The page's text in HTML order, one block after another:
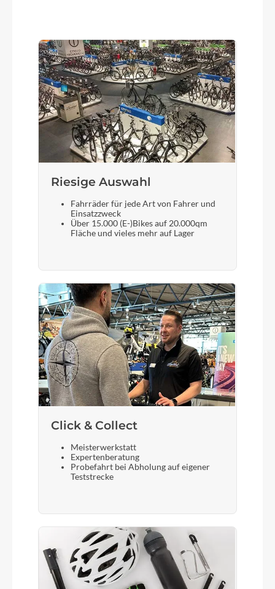
Vorderrad Nabe
Shimano Deore HB-M6010, 32h
Gewicht
29 Kg
Scheinwerfer
Busch & Müller IQ-XS Friendly
Akku
FLYER SIB-750 (750 Wh / 20.1 Ah / 36 V)
Laufradgröße
28"
Gepäckträger
FLYER Racktime, integrated spring flap oder
Pletscher Wersa
Schalthebel
Bremshebel
Shimano Deore
Sattel
Selle Royal Essenza+ Moderate
Gabel
SR Suntour Mobie25 Coil, 75 mm travel, 15 x 100
Riesige Auswahl
Fahrräder für jede Art von Fahrer und
Einsatzzweck
Über 15.000 (E-)Bikes auf 20.000qm
Fläche und vieles mehr auf Lager
Click & Collect
Meisterwerkstatt
Expertenberatung
Probefahrt bei Abholung auf eigener
Teststrecke